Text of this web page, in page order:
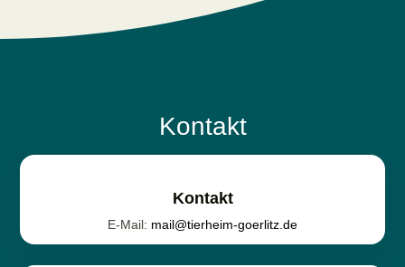
Kontakt
Kontakt
E-Mail: mail@tierheim-goerlitz.de